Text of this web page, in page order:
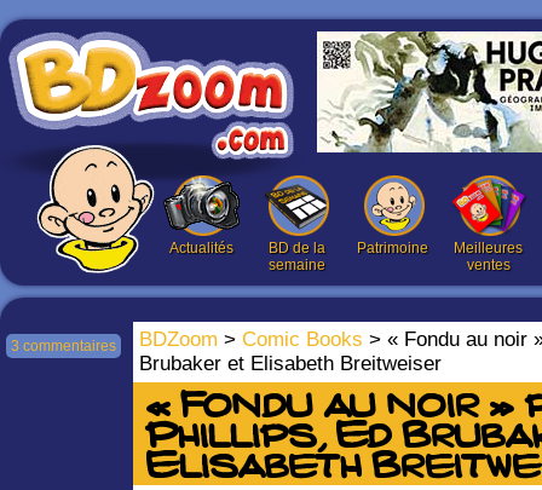
Actualités
BD de la
semaine
Patrimoine
Meilleures
ventes
BDZoom > Comic Books > « Fondu au noir
Brubaker et Elisabeth Breitweiser
3 commentaires
« Fondu au noir »
Phillips, Ed
Elisabeth